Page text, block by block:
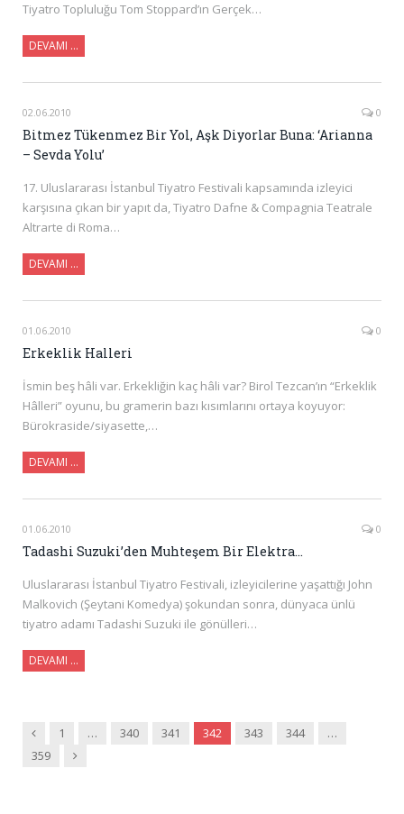
Tiyatro Topluluğu Tom Stoppard’ın Gerçek…
DEVAMI …
02.06.2010 0
Bitmez Tükenmez Bir Yol, Aşk Diyorlar Buna: ‘Arianna
– Sevda Yolu’
17. Uluslararası İstanbul Tiyatro Festivali kapsamında izleyici
karşısına çıkan bir yapıt da, Tiyatro Dafne & Compagnia Teatrale
Altrarte di Roma…
DEVAMI …
01.06.2010 0
Erkeklik Halleri
İsmin beş hâli var. Erkekliğin kaç hâli var? Birol Tezcan’ın “Erkeklik
Hâlleri” oyunu, bu gramerin bazı kısımlarını ortaya koyuyor:
Bürokraside/siyasette,…
DEVAMI …
01.06.2010 0
Tadashi Suzuki’den Muhteşem Bir Elektra…
Uluslararası İstanbul Tiyatro Festivali, izleyicilerine yaşattığı John
Malkovich (Şeytani Komedya) şokundan sonra, dünyaca ünlü
tiyatro adamı Tadashi Suzuki ile gönülleri…
DEVAMI …
Önceki
1 … 340 341 342 343 344
…
359
Sonraki